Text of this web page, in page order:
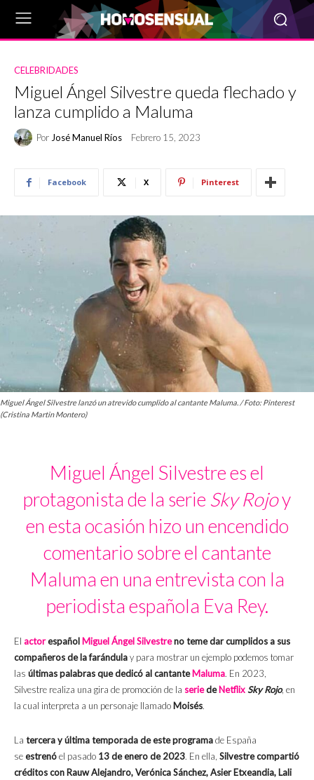
CELEBRIDADES
Miguel Ángel Silvestre queda flechado y
lanza cumplido a Maluma
Por José Manuel Ríos Febrero 15, 2023
Facebook X Pinterest
Miguel Ángel Silvestre lanzó un atrevido cumplido al cantante Maluma. / Foto: Pinterest
(Cristina Martin Montero)
Miguel Ángel Silvestre es el
protagonista de la serie Sky Rojoy
en esta ocasión hizo un encendido
comentario sobre el cantante
Maluma en una entrevista con la
periodista española Eva Rey.
El actorespañol Miguel Ángel Silvestreno teme dar cumplidos a sus
compañeros de la farándulay para mostrar un ejemplo podemos tomar
las últimas palabras que dedicó al cantanteMaluma. En 2023,
Silvestre realiza una gira de promoción de la seriedeNetflixSky Rojo, en
la cual interpreta a un personaje llamado Moisés.
La tercera y última temporada de este programade España
seestrenóel pasado 13 de enero de 2023. En ella, Silvestre compartió
créditos con Rauw Alejandro, Verónica Sánchez, Asier Etxeandia, Lali